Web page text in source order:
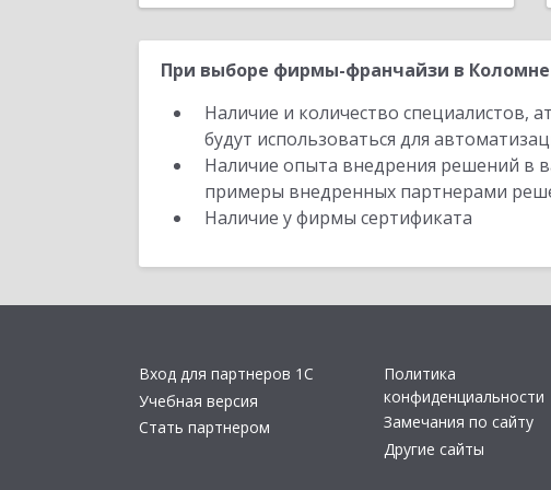
При выборе фирмы-франчайзи в
Наличие и количество специалистов,
будут использоваться для
Наличие опыта внедрения решений в
примеры внедренных партнерами
Наличие у фирмы сертификата
Вход для партнеров 1С
Учебная версия
Стать партнером
Политика
конфиденциальности
Замечания по сайту
Другие сайты